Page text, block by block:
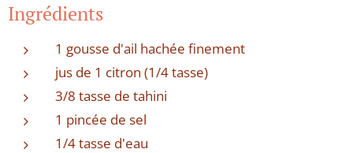
Ingrédients
1 gousse d'ail hachée finement
jus de 1 citron (1/4 tasse)
3/8 tasse de tahini
1 pincée de sel
1/4 tasse d'eau